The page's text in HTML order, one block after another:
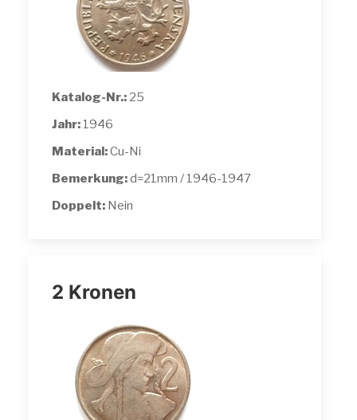
Katalog-Nr.: 25
Jahr: 1946
Material:Cu-Ni
Bemerkung:d=21mm / 1946-1947
Doppelt: Nein
2 Kronen